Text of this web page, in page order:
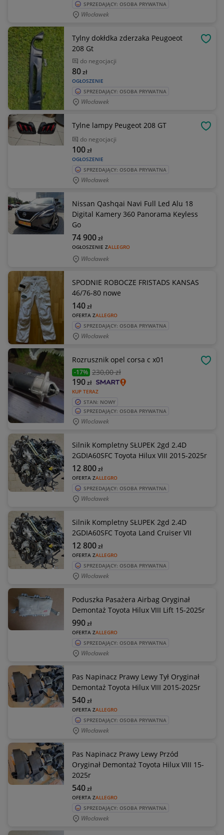
SPRZEDAJĄCY: OSOBA PRYWATNA
Włocławek
Tylny dokłdka zderzaka Peugoeot
208 Gt
do negocjacji
OGŁOSZENIE
80zł
SPRZEDAJĄCY: OSOBA PRYWATNA
Włocławek
Tylne lampy Peugeot 208 GT
do negocjacji
OGŁOSZENIE
100zł
SPRZEDAJĄCY: OSOBA PRYWATNA
Włocławek
Nissan Qashqai Navi Full Led Alu 18
Digital Kamery 360 Panorama Keyless
Go
OGŁOSZENIE ZALLEGRO
74 900zł
Włocławek
SPODNIE ROBOCZE FRISTADS KANSAS
46/76-80 nowe
OFERTA ZALLEGRO
140zł
SPRZEDAJĄCY: OSOBA PRYWATNA
Włocławek
Rozrusznik opel corsa c x01
-17% 230,00 zł
KUP TERAZ
190zł
STAN: NOWY
SPRZEDAJĄCY: OSOBA PRYWATNA
Wloclawek
Silnik Kompletny SŁUPEK 2gd 2.4D
2GDIA60SFC Toyota Hilux VIII 2015-2025r
OFERTA ZALLEGRO
12 800zł
SPRZEDAJĄCY: OSOBA PRYWATNA
Włocławek
Silnik Kompletny SŁUPEK 2gd 2.4D
2GDIA60SFC Toyota Land Cruiser VII
OFERTA ZALLEGRO
12 800zł
SPRZEDAJĄCY: OSOBA PRYWATNA
Włocławek
Poduszka Pasażera Airbag Oryginał
Demontaż Toyota Hilux VIII Lift 15-2025r
OFERTA ZALLEGRO
990zł
SPRZEDAJĄCY: OSOBA PRYWATNA
Włocławek
Pas Napinacz Prawy Lewy Tył Oryginał
Demontaż Toyota Hilux VIII 2015-2025r
OFERTA ZALLEGRO
540zł
SPRZEDAJĄCY: OSOBA PRYWATNA
Włocławek
Pas Napinacz Prawy Lewy Przód
Oryginał Demontaż Toyota Hilux VIII 15-
2025r
OFERTA ZALLEGRO
540zł
SPRZEDAJĄCY: OSOBA PRYWATNA
Włocławek